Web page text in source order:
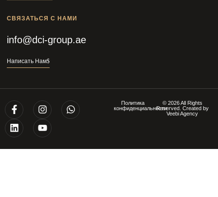
СВЯЗАТЬСЯ С НАМИ
info@dci-group.ae
Написать Нам
Политика
конфиденциальности
© 2026 All Rights
Reserved. Created by
Veebi Agency